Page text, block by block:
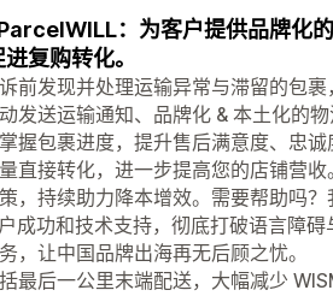
：为客户提供品牌化
复购转化。
前发现并处理运输异常与滞留的包
发送运输通知、品牌化 & 本土化的
握包裹进度，提升售后满意度、忠
直接转化，进一步提高您的店铺营
，持续助力降本增效。需要帮助吗
成功和技术支持，彻底打破语言障
，让中国品牌出海再无后顾之忧。
最后一公里末端配送，大幅减少